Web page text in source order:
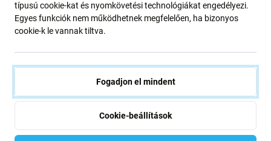
16 éves vagyok
Egyetértek azzal, hogy híreket kapjak
típusú cookie-kat és nyomkövetési technológiákat engedélyezi.
Egyes funkciók nem működhetnek megfelelően, ha bizonyos
cookie-k le vannak tiltva.
Fogadjon el mindent
Cookie-beállítások